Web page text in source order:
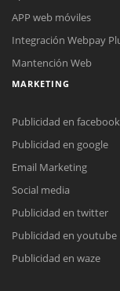
Todos nuestros
APP web móviles
Integración Webpay
Mantención Web
MARKETING
Publicidad en facebook
Publicidad en google
Email Marketing
Social media
Publicidad en twitter
Publicidad en youtube
Publicidad en waze